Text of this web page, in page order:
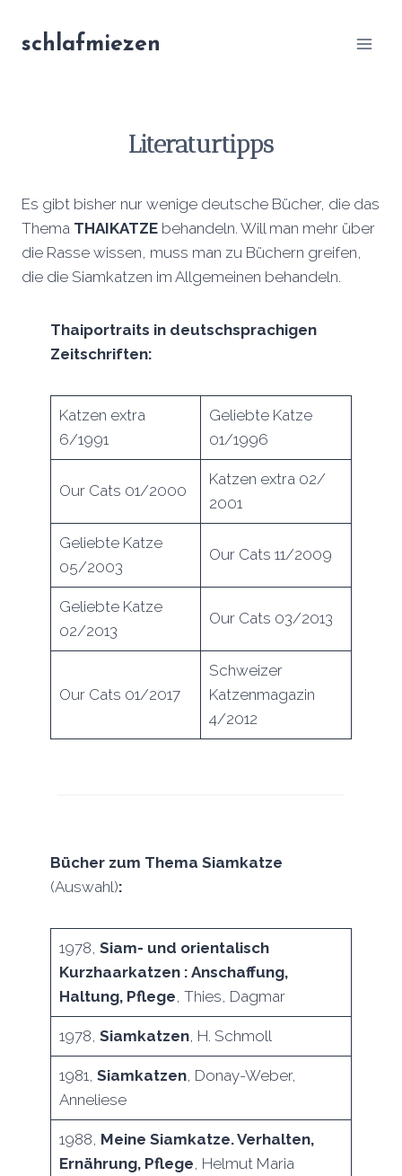
Inhaltschlafmiezen
Literaturtipps
Es gibt bisher nur wenige deutsche Bücher, die das
Thema THAIKATZE behandeln. Will man mehr über
die Rasse wissen, muss man zu Büchern greifen,
die die Siamkatzen im Allgemeinen behandeln.
Thaiportraits in deutschsprachigen
Zeitschriften:
Katzen extra
6/1991
Geliebte Katze
01/1996
Our Cats 01/2000
Katzen extra 02/
2001
Geliebte Katze
05/2003
Our Cats 11/2009
Geliebte Katze
02/2013
Our Cats 03/2013
Our Cats 01/2017
Schweizer
Katzenmagazin
4/2012
Bücher zum Thema Siamkatze
(Auswahl):
1978, Siam- und orientalisch
Kurzhaarkatzen : Anschaffung,
Haltung, Pflege, Thies, Dagmar
1978, Siamkatzen, H. Schmoll
1981, Siamkatzen, Donay-Weber,
Anneliese
1988, Meine Siamkatze. Verhalten,
Ernährung, Pflege, Helmut Maria